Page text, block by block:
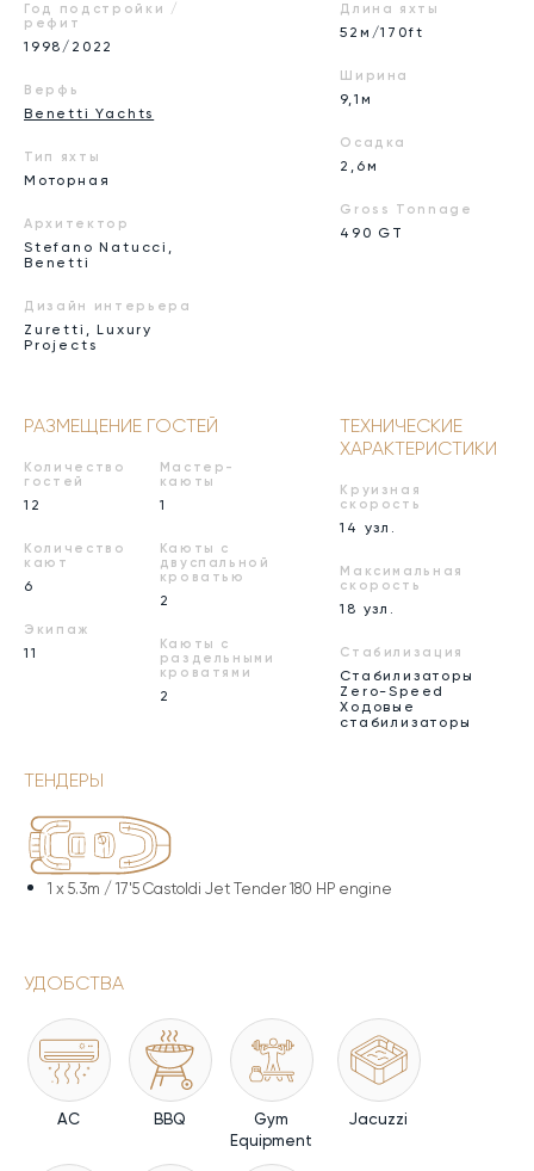
Год подстройки /
рефит
1998/2022
Верфь
Benetti Yachts
Тип яхты
Моторная
Архитектор
Stefano Natucci,
Benetti
Дизайн интерьера
Zuretti, Luxury
Projects
Длина яхты
52м/170ft
Ширина
9,1м
Осадка
2,6м
Gross Tonnage
490 GT
РАЗМЕЩЕНИЕ ГОСТЕЙ
Количество
гостей
12
Количество
кают
6
Экипаж
11
Мастер-
каюты
1
Каюты с
двуспальной
кроватью
2
Каюты с
раздельными
кроватями
2
ТЕХНИЧЕСКИЕ
ХАРАКТЕРИСТИКИ
Круизная
скорость
14 узл.
Максимальная
скорость
18 узл.
Стабилизация
Стабилизаторы
Zero-Speed
Ходовые
стабилизаторы
ТЕНДЕРЫ
1 x 5.3m / 17'5 Castoldi Jet Tender 180 HP engine
УДОБСТВА
AC BBQ
Gym
Equipment
Jacuzzi